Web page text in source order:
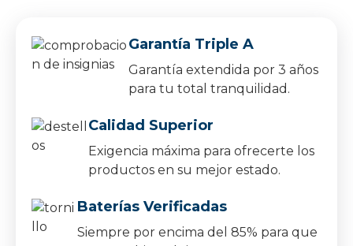
Garantía Triple A
Garantía extendida por 3 años
para tu total tranquilidad.
Calidad Superior
Exigencia máxima para ofrecerte los
productos en su mejor estado.
Baterías Verificadas
Siempre por encima del 85% para que